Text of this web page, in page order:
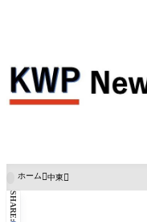
ホーム 中東
SHARE: